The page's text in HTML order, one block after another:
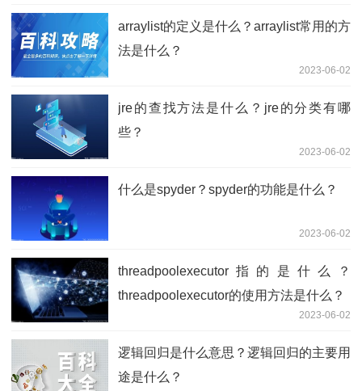
arraylist的定义是什么？arraylist常用的方
法是什么？
2023-06-02
jre的查找方法是什么？jre的分类有哪
些？
2023-06-02
什么是spyder？spyder的功能是什么？
2023-06-02
threadpoolexecutor指的是什么？
threadpoolexecutor的使用方法是什么？
2023-06-02
逻辑回归是什么意思？逻辑回归的主要用
途是什么？